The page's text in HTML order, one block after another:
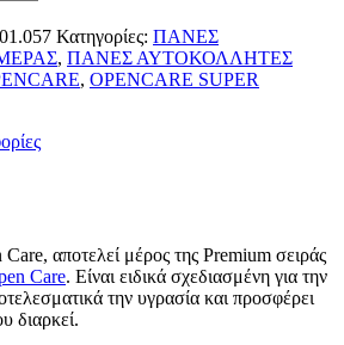
Κατηγορίες: ΠΑΝΕΣ
, ΠΑΝΕΣ ΑΥΤΟΚΟΛΛΗΤΕΣ
, OPENCARE SUPER
αποτελεί μέρος της Premium σειράς
Care. Είναι ειδικά σχεδιασμένη για την
την υγρασία και προσφέρει
διαρκεί.